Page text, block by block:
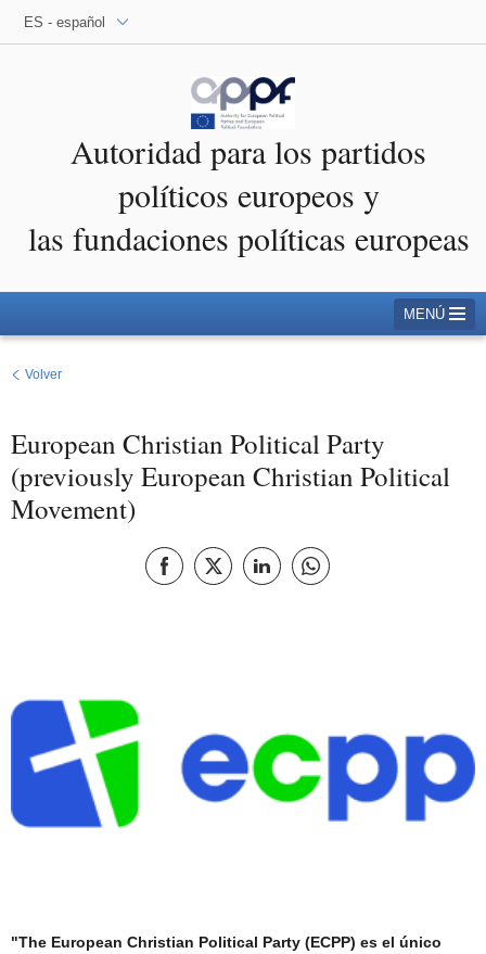
ES - español
Autoridad para los partidos
políticos europeos y
las fundaciones políticas europeas
MENÚ
Volver
European Christian Political Party
(previously European Christian Political
Movement)
Compartir en Facebook
Compartir en X
Compartir esta página en
Compartir esta página
"The European Christian Political Party (ECPP) es el único